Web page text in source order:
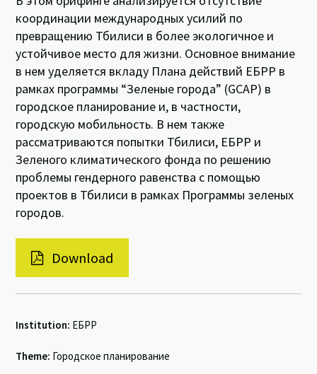
координации международных усилий по
превращению Тбилиси в более экологичное и
устойчивое место для жизни. Основное внимание
в нем уделяется вкладу Плана действий ЕБРР в
рамках программы “Зеленые города” (GCAP) в
городское планирование и, в частности,
городскую мобильность. В нем также
рассматриваются попытки Тбилиси, ЕБРР и
Зеленого климатического фонда по решению
проблемы гендерного равенства с помощью
проектов в Тбилиси в рамках Программы зеленых
городов.
Download
Institution: ЕБРР
Theme: Городское планирование